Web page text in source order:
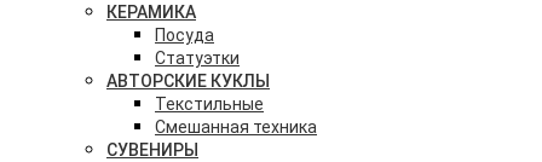
КЕРАМИКА
Посуда
Статуэтки
АВТОРСКИЕ КУКЛЫ
Текстильные
Смешанная техника
СУВЕНИРЫ